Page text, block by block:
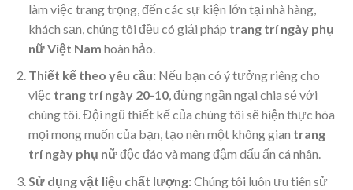
làm việc trang trọng, đến các sự kiện lớn tại nhà hàng,
khách sạn, chúng tôi đều có giải pháp trang trí ngày phụ
nữ Việt Nam hoàn hảo.
Thiết kế theo yêu cầu:Nếu bạn có ý tưởng riêng cho
việc trang trí ngày 20-10, đừng ngần ngại chia sẻ với
chúng tôi. Đội ngũ thiết kế của chúng tôi sẽ hiện thực hóa
mọi mong muốn của bạn, tạo nên một không gian trang
trí ngày phụ nữđộc đáo và mang đậm dấu ấn cá nhân.
Sử dụng vật liệu chất lượng:Chúng tôi luôn ưu tiên sử